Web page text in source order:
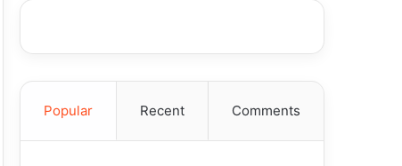
Popular Recent Comments